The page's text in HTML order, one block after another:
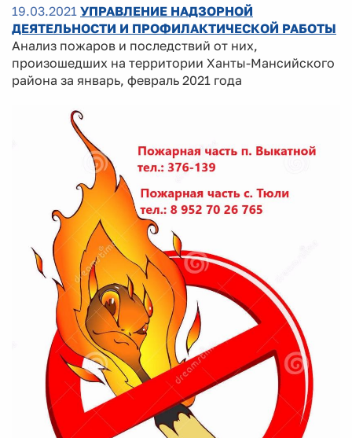
19.03.2021 УПРАВЛЕНИЕ НАДЗОРНОЙ
ДЕЯТЕЛЬНОСТИ И ПРОФИЛАКТИЧЕСКОЙ РАБОТЫ
Анализ пожаров и последствий от них,
произошедших на территории Ханты-Мансийского
района за январь, февраль 2021 года